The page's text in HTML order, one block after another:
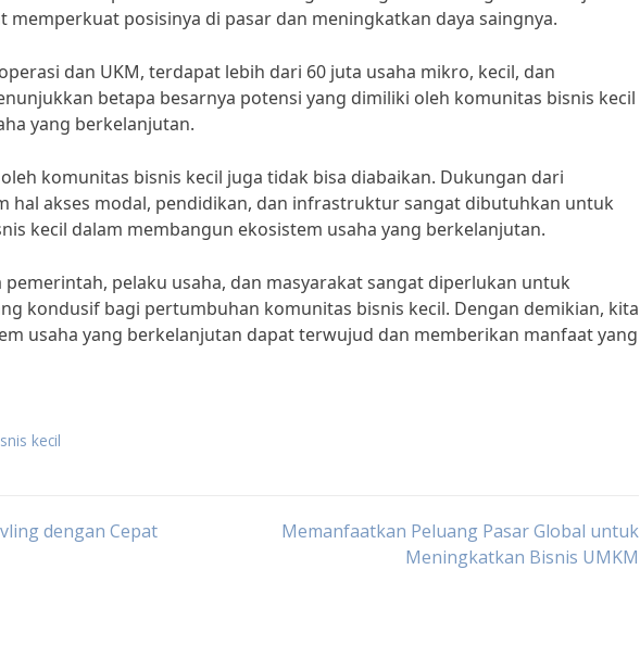
memperkuat posisinya di pasar dan meningkatkan daya saingnya.
dan UKM, terdapat lebih dari 60 juta usaha mikro, kecil, dan
betapa besarnya potensi yang dimiliki oleh komunitas bisnis kecil
yang berkelanjutan.
komunitas bisnis kecil juga tidak bisa diabaikan. Dukungan dari
hal akses modal, pendidikan, dan infrastruktur sangat dibutuhkan untuk
kecil dalam membangun ekosistem usaha yang berkelanjutan.
pelaku usaha, dan masyarakat sangat diperlukan untuk
kondusif bagi pertumbuhan komunitas bisnis kecil. Dengan demikian, kita
usaha yang berkelanjutan dapat terwujud dan memberikan manfaat yang
kecil
dengan Cepat
Memanfaatkan Peluang Pasar Global untuk
Meningkatkan Bisnis UMKM